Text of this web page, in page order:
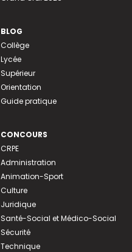
BLOG
Collège
Lycée
Supérieur
Orientation
Guide pratique
CONCOURS
CRPE
Administration
Animation-Sport
Culture
Juridique
Santé-Social et Médico-Social
Sécurité
Technique